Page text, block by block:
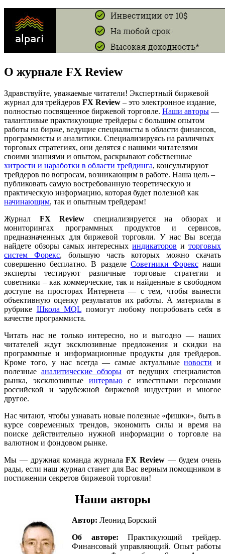
О журнале FX Review
Здравствуйте, уважаемые читатели! Экспертный биржевой
журнал для трейдеров FX Review – это электронное издание,
полностью посвященное биржевой торговле. Наши авторы —
талантливые практикующие трейдеры с большим опытом
работы на бирже, ведущие специалисты в области финансов,
программисты и аналитики. Специализируясь на различных
торговых стратегиях, они делятся с нашими читателями
своими знаниями и опытом, раскрывают собственные
хитрости и наработки в области трейдинга, консультируют
трейдеров по вопросам, возникающим в работе. Наша цель –
публиковать самую востребованную теоретическую и
практическую информацию, которая будет полезной как
начинающим, так и опытным трейдерам!
Журнал FX Review специализируется на обзорах и
мониторингах программных продуктов и сервисов,
предназначенных для биржевой торговли. У нас Вы всегда
найдете обзоры самых интересныхиндикаторов иторговых
систем Форекс, большую часть которых можно скачать
совершенно бесплатно. В разделе Советники Форекснаши
эксперты тестируют различные торговые стратегии и
советники – как коммерческие, так и найденные в свободном
доступе на просторах Интернета — с тем, чтобы вынести
объективную оценку результатов их работы. А материалы в
рубрике Школа MQL помогут любому попробовать себя в
качестве программиста.
Читать нас не только интересно, но и выгодно — наших
читателей ждут эксклюзивные предложения и скидки на
программные и информационные продукты для трейдеров.
Кроме того, у нас всегда — самые актуальныеновости и
полезныеаналитические обзоры от ведущих специалистов
рынка, эксклюзивные интервьюс известными персонами
российской и зарубежной биржевой индустрии и многое
другое.
Нас читают, чтобы узнавать новые полезные «фишки», быть в
курсе современных трендов, экономить силы и время на
поиске действительно нужной информации о торговле на
валютном и фондовом рынке.
Мы — дружная команда журналаFX Review — будем очень
рады, если наш журнал станет для Вас верным помощником в
постижении секретов биржевой торговли!
Наши авторы
Автор: Леонид Борский
Об авторе: Практикующий трейдер.
Финансовый управляющий. Опыт работы